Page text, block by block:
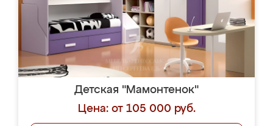
Детская "Мамонтенок"
Цена: от 105 000 руб.